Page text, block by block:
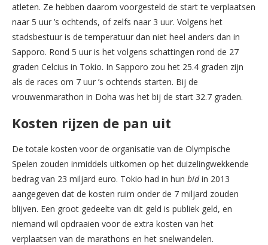
atleten. Ze hebben daarom voorgesteld de start te verplaatsen
naar 5 uur ’s ochtends, of zelfs naar 3 uur. Volgens het
stadsbestuur is de temperatuur dan niet heel anders dan in
Sapporo. Rond 5 uur is het volgens schattingen rond de 27
graden Celcius in Tokio. In Sapporo zou het 25.4 graden zijn
als de races om 7 uur ’s ochtends starten. Bij de
vrouwenmarathon in Doha was het bij de start 32.7 graden.
Kosten rijzen de pan uit
De totale kosten voor de organisatie van de Olympische
Spelen zouden inmiddels uitkomen op het duizelingwekkende
bedrag van 23 miljard euro. Tokio had in hun bidin 2013
aangegeven dat de kosten ruim onder de 7 miljard zouden
blijven. Een groot gedeelte van dit geld is publiek geld, en
niemand wil opdraaien voor de extra kosten van het
verplaatsen van de marathons en het snelwandelen.